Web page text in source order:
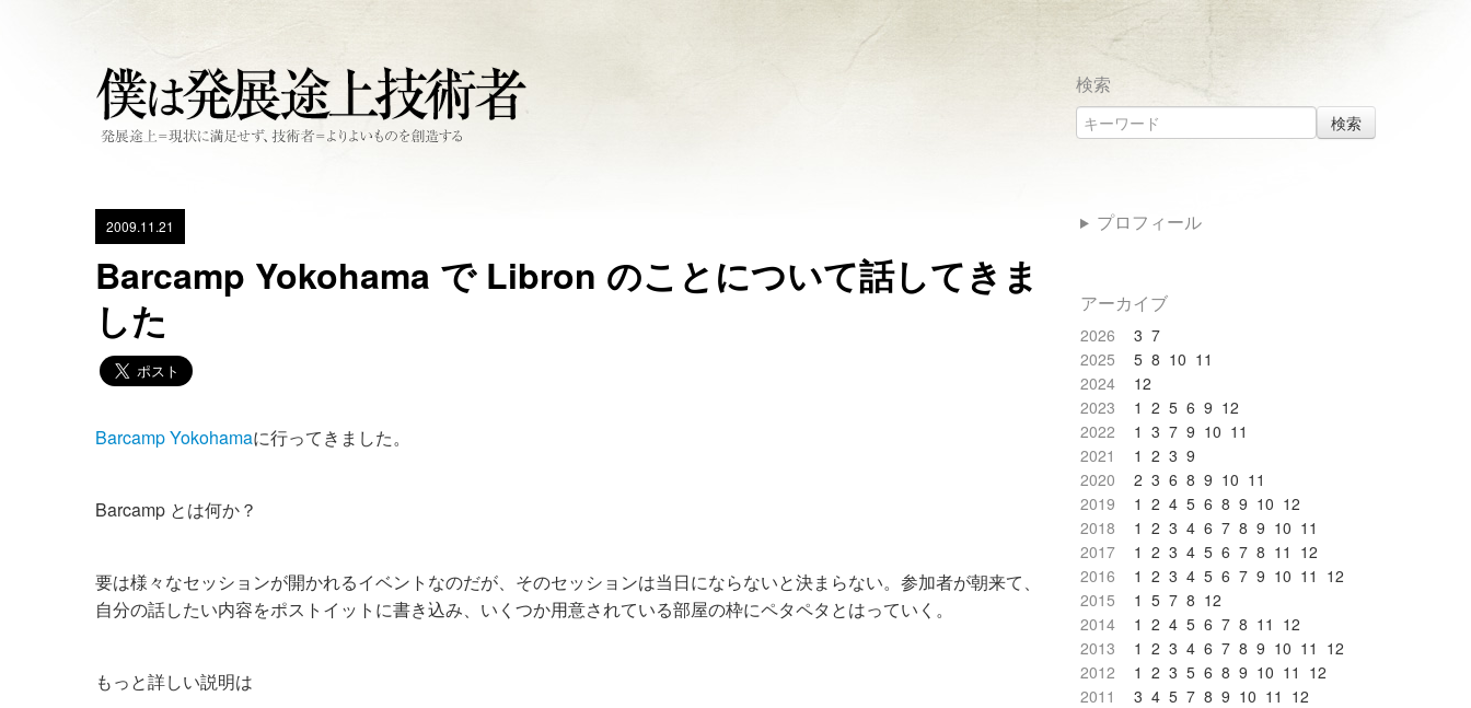
2009.11.21
Barcamp Yokohama で Libron のことについて話してきま
した
Barcamp Yokohamaに行ってきました。
Barcamp とは何か？
要は様々なセッションが開かれるイベントなのだが、そのセッションは当日にならないと決まらない。参加者が朝来て、
自分の話したい内容をポストイットに書き込み、いくつか用意されている部屋の枠にペタペタとはっていく。
もっと詳しい説明は
検索
検索
プロフィール
アーカイブ
2026 3 7
2025
5 8 10 11
2024
12
2023
1 2 5 6 9 12
2022
1 3 7 9 10 11
2021
1 2 3 9
2020
2 3 6 8 9 10 11
2019
1 2 4 5 6 8 9 10 12
2018
1 2 3 4 6 7 8 9 10 11
2017
1 2 3 4 5 6 7 8 11 12
2016
1 2 3 4 5 6 7 9 10 11 12
2015
1 5 7 8 12
2014
1 2 4 5 6 7 8 11 12
2013
1 2 3 4 6 7 8 9 10 11 12
2012
1 2 3 5 6 8 9 10 11 12
2011
3 4 5 7 8 9 10 11 12